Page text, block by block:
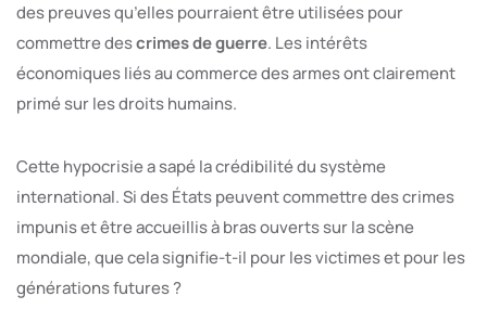
des preuves qu’elles pourraient être utilisées pour
commettre descrimes de guerre. Les intérêts
économiques liés au commerce des armes ont clairement
primé sur les droits humains.
Cette hypocrisie a sapé la crédibilité du système
international. Si des États peuvent commettre des crimes
impunis et être accueillis à bras ouverts sur la scène
mondiale, que cela signifie-t-il pour les victimes et pour les
générations futures ?